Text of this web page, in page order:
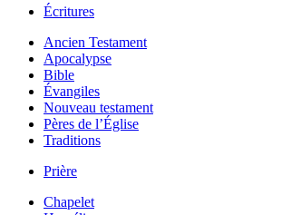
Écritures
Ancien Testament
Apocalypse
Bible
Évangiles
Nouveau testament
Pères de l’Église
Traditions
Prière
Chapelet